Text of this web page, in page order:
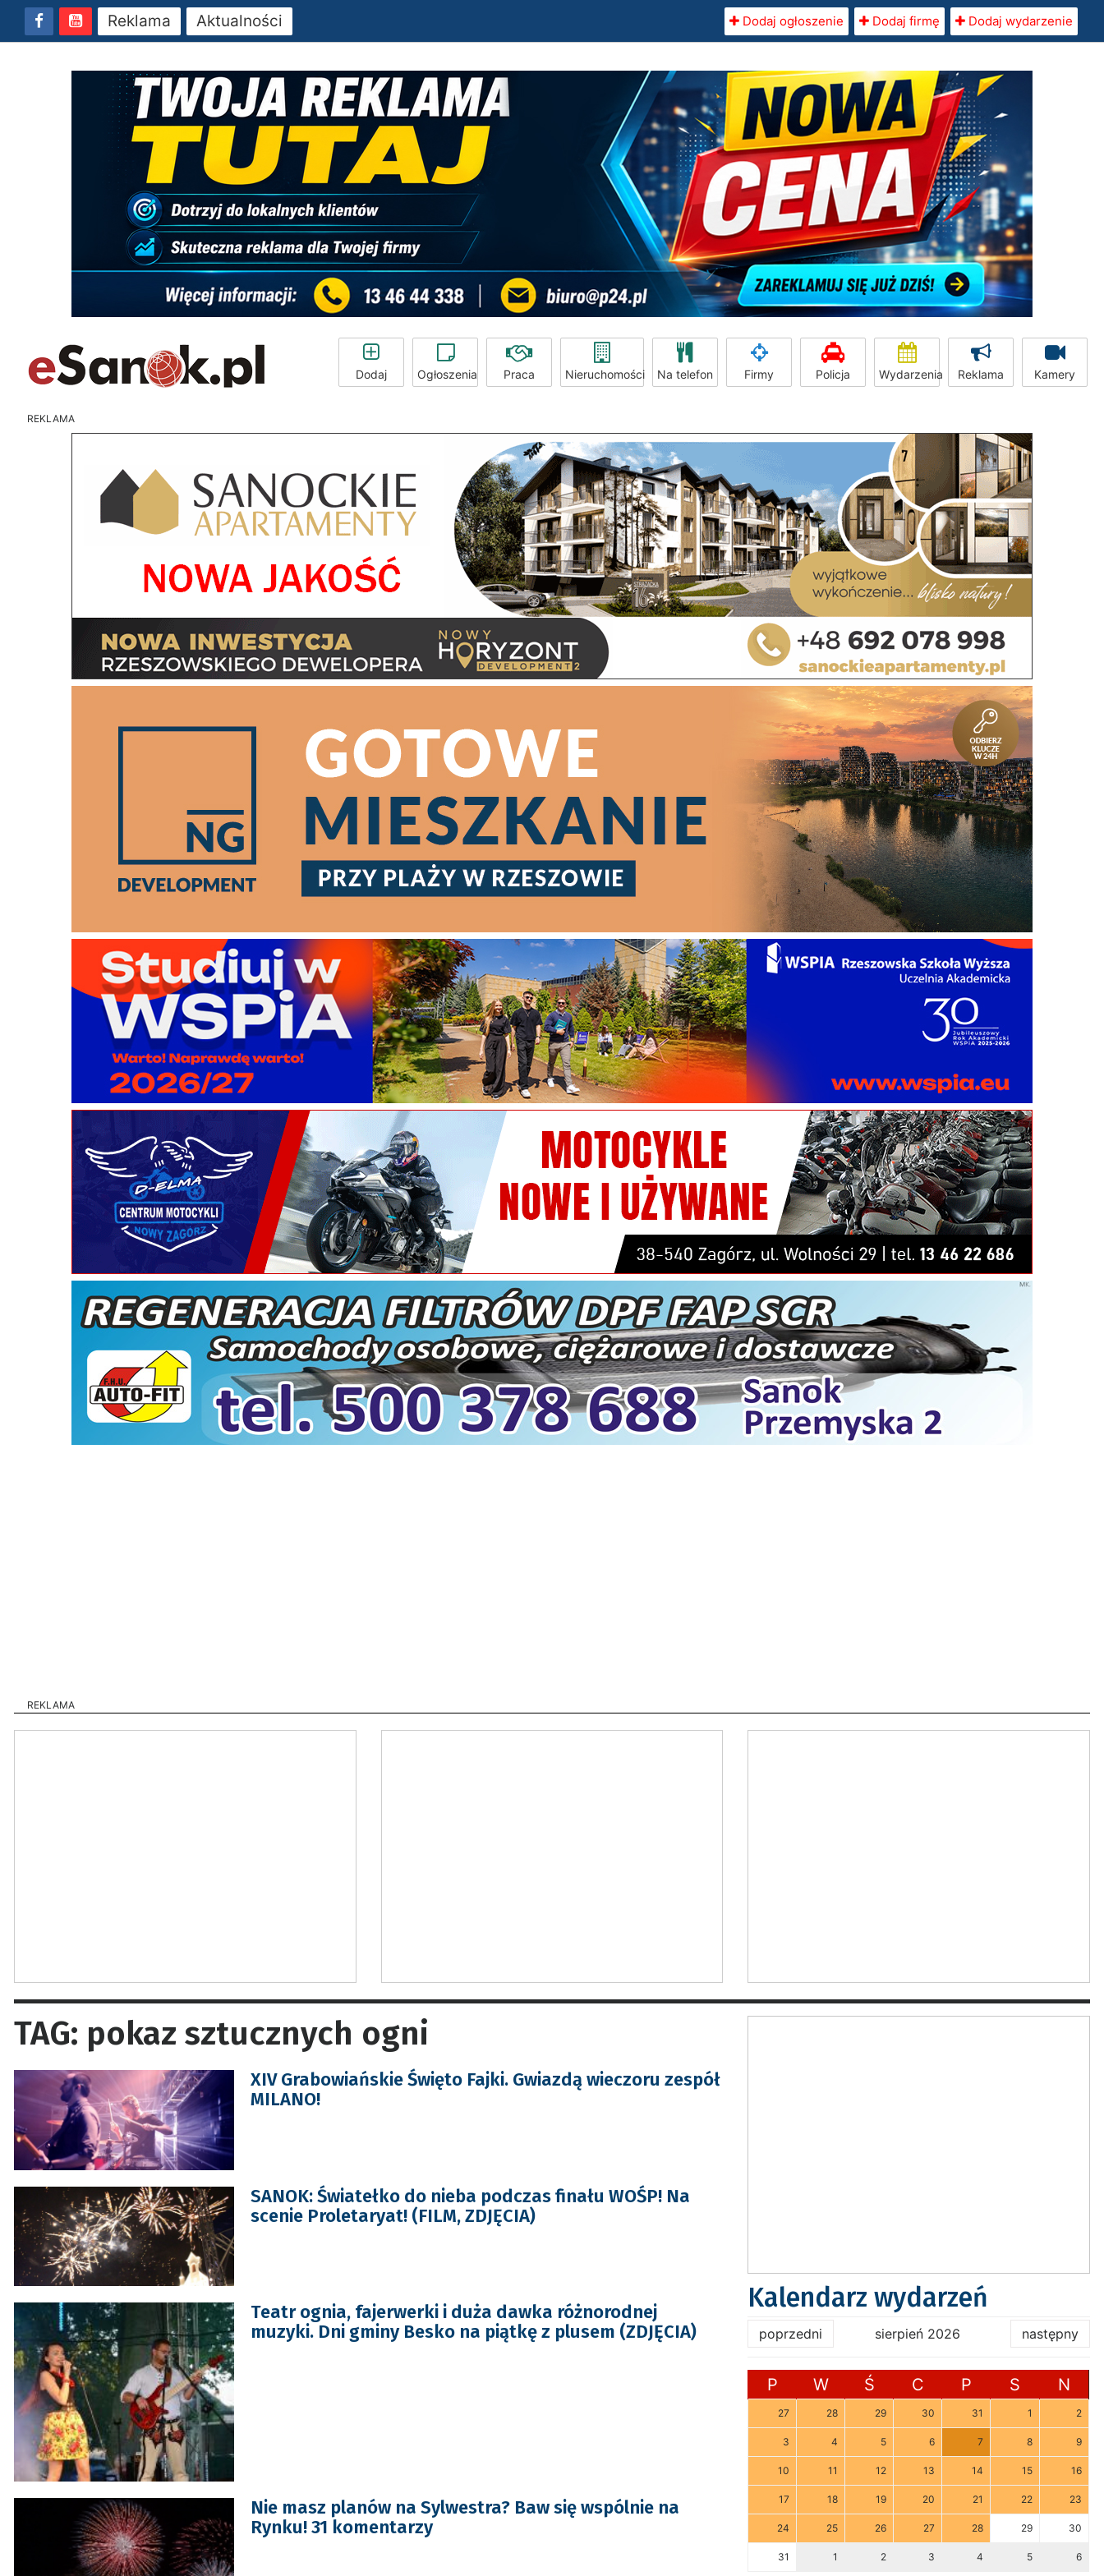
Reklama Aktualności Dodaj ogłoszenie Dodaj firmę Dodaj wydarzenie
Dodaj Ogłoszenia Praca Nieruchomości Na telefon Firmy Policja Wydarzenia Reklama Kamery
REKLAMA
REKLAMA
TAG: pokaz sztucznych ogni
XIV Grabowiańskie Święto Fajki. Gwiazdą wieczoru zespół
MILANO!
SANOK: Światełko do nieba podczas finału WOŚP! Na
scenie Proletaryat! (FILM, ZDJĘCIA)
Teatr ognia, fajerwerki i duża dawka różnorodnej
muzyki. Dni gminy Besko na piątkę z plusem (ZDJĘCIA)
Nie masz planów na Sylwestra? Baw się wspólnie na
Rynku! 31 komentarzy
Kalendarz wydarzeń
poprzedni sierpień 2026 następny
P W Ś C P S N
27 28 29 30 31 1 2
3 4 5 6 7 8 9
10 11 12 13 14 15 16
17 18 19 20 21 22 23
24 25 26 27 28 29 30
31 1 2 3 4 5 6